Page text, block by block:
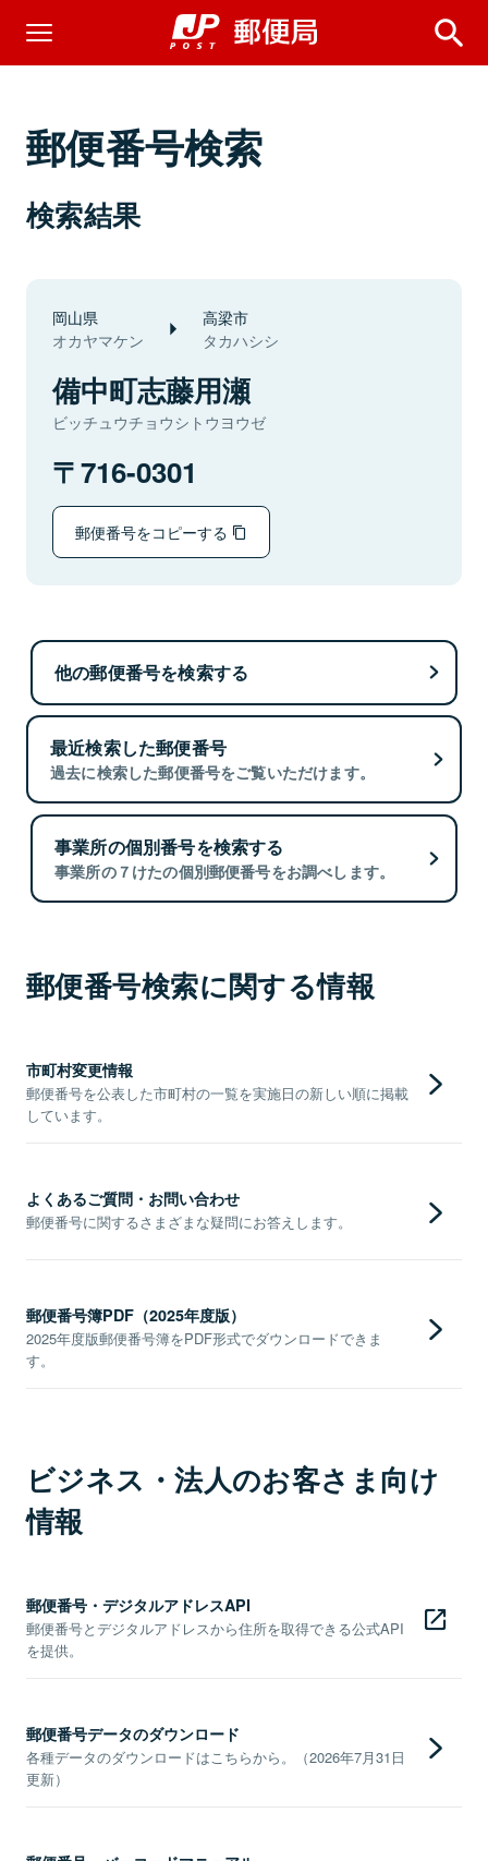
郵便番号検索
検索結果
岡山県
オカヤマケン
高梁市
タカハシシ
備中町志藤用瀬
ビッチュウチョウシトウヨウゼ
716-0301
郵便番号をコピーする
他の郵便番号を検索する
最近検索した郵便番号
過去に検索した郵便番号をご覧いただけます。
事業所の個別番号を検索する
事業所の７けたの個別郵便番号をお調べします。
郵便番号検索に関する情報
市町村変更情報
郵便番号を公表した市町村の一覧を実施日の新しい順に掲載
しています。
よくあるご質問・お問い合わせ
郵便番号に関するさまざまな疑問にお答えします。
郵便番号簿PDF（2025年度版）
2025年度版郵便番号簿をPDF形式でダウンロードできま
す。
ビジネス・法人のお客さま向け
情報
郵便番号・デジタルアドレスAPI
郵便番号とデジタルアドレスから住所を取得できる公式API
を提供。
郵便番号データのダウンロード
各種データのダウンロードはこちらから。（2026年7月31日
更新）